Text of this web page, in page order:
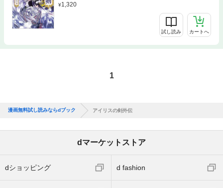
1,320
試し読み カートへ
1
漫画無料試し読みならdブック アイリスの剣外伝
dマーケットストア
dショッピング d fashion